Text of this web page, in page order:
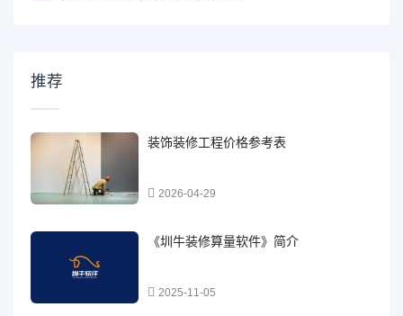
推荐
装饰装修工程价格参考表
2026-04-29
《圳牛装修算量软件》简介
2025-11-05